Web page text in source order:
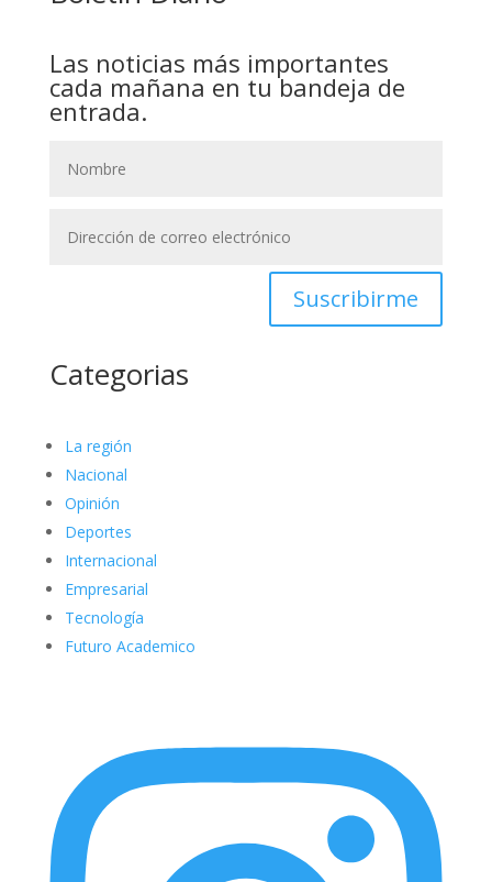
Las noticias más importantes
cada mañana en tu bandeja de
entrada.
Suscribirme
Categorias
La región
Nacional
Opinión
Deportes
Internacional
Empresarial
Tecnología
Futuro Academico